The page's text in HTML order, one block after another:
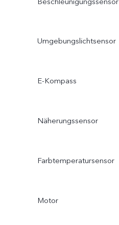
Umgebungslichtsensor
E-Kompass
Näherungssensor
Farbtemperatursensor
Motor